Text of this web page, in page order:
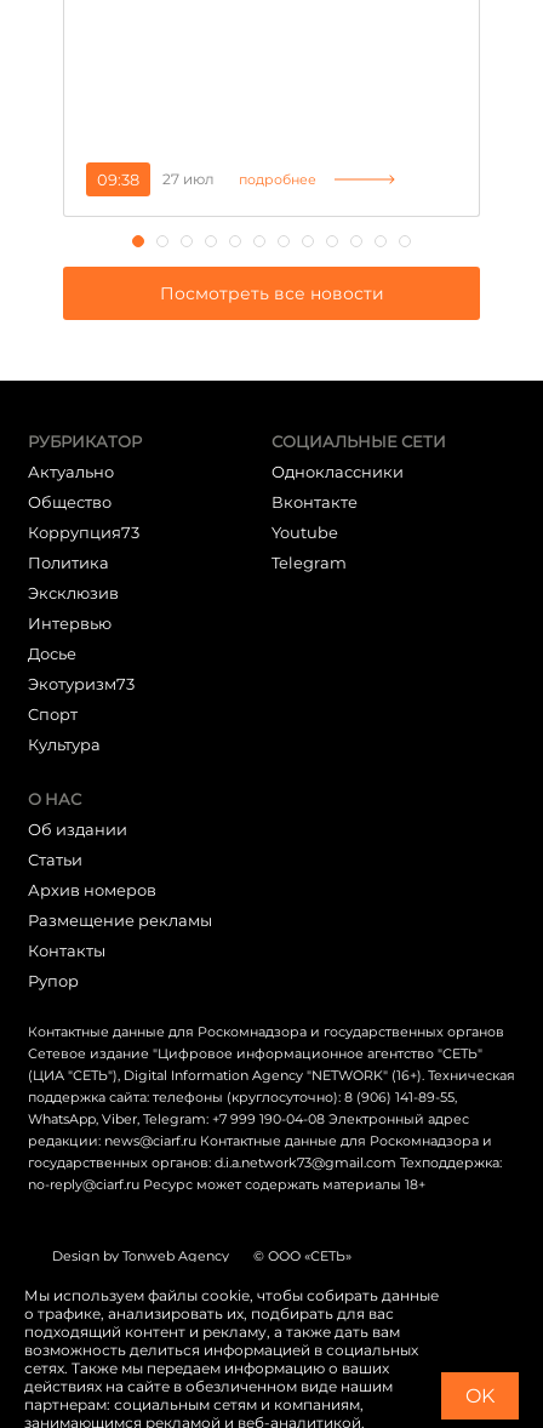
09:38 27 июл подробнее
Посмотреть все новости
РУБРИКАТОР
Актуально
Общество
Коррупция73
Политика
Эксклюзив
Интервью
Досье
Экотуризм73
Cпорт
Культура
СОЦИАЛЬНЫЕ СЕТИ
Одноклассники
Вконтакте
Youtube
Telegram
О НАС
Об издании
Статьи
Архив номеров
Размещение рекламы
Контакты
Рупор
Контактные данные для Роскомнадзора и государственных органов
Сетевое издание "Цифровое информационное агентство "СЕТЬ"
(ЦИА "СЕТЬ"), Digital Information Agency "NETWORK" (16+). Техническая
поддержка сайта: телефоны (круглосуточно): 8 (906) 141-89-55,
WhatsApp, Viber, Telegram: +7 999 190-04-08 Электронный адрес
редакции: news@ciarf.ru Контактные данные для Роскомнадзора и
государственных органов: d.i.a.network73@gmail.com Техподдержка:
no-reply@ciarf.ru Ресурс может содержать материалы 18+
Design by Tonweb Agency © ООО «СЕТЬ»
Политика конфиденциальности Карта сайта
Switch to English
Мы используем файлы cookie, чтобы собирать данные
о трафике, анализировать их, подбирать для вас
подходящий контент и рекламу, а также дать вам
возможность делиться информацией в социальных
сетях. Также мы передаем информацию о ваших
действиях на сайте в обезличенном виде нашим
партнерам: социальным сетям и компаниям,
занимающимся рекламой и веб-аналитикой.
OK